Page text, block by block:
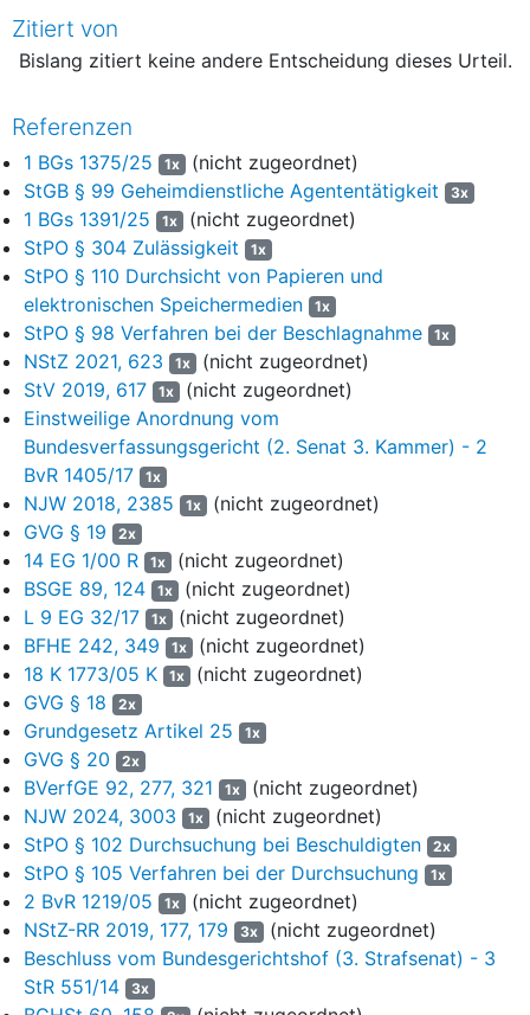
vorläufigen Sicherstellung zum Zwecke der Durchsicht der
Gegenstände beantragt.
Durchsuchungsbeschluss des Bundesgerichtshofs vom 2.
Sicherstellung/Beschlagnahme“ mit der Begründung
Beschwerde eingelegt, sie sei als Verwaltungsangestellte und
nicht als „Ortskraft“ für das Generalkonsulat der Republik
Türkei in Hürth tätig, weshalb für sie nach der Regelung des
Art. 43 Abs. 1 WÜK Immunität bestehe. Darüber hinaus
handele es sich bei den sichergestellten Gegenständen um
solche, die sie im Rahmen ihrer beruflichen Tätigkeit
verwende, weshalb diese im Hinblick auf die Regelung des Art.
33 WÜK nicht hätten sichergestellt werden dürfen und
herauszugeben seien.
4
Der Ermittlungsrichter des Bundesgerichtshofs hat mit
Verfügung vom 25. Juli 2025 der Beschwerde nicht
abgeholfen und die Sache dem Senat zur Entscheidung
vorgelegt. Zudem hat er mit Beschluss vom selben Tag (
1391/25) die vorläufige Sicherstellung zum Zwecke der
Durchsicht bestätigt.
II.
5 Die Beschwerde ist gemäß§ 304 Abs. 5 StPO
aber unbegründet, soweit sie sich gegen die
Durchsuchungsanordnung richtet. Soweit sich die
Beschuldigte gegen die „erfolgte
Sicherstellung/Beschlagnahme“ wendet und die Herausgabe
der vorläufig sichergestellten Gegenstände beantragt, ist das
Rechtsmittel bereits unzulässig.
6
1. a) Die Beschwerde richtet sich zunächst gegen die
Durchsuchungsanordnung als solche. Ihrer Zulässigkeit
steht insoweit nicht entgegen, dass die Maßnahme bereits
vollzogen ist. Denn die Durchsuchung dauert angesichts der
noch nicht abgeschlossenen Durchsicht vorläufig
sichergestellter elektronischer Speichermedien an (vgl. BGH,
Zitiert von
Bislang zitiert keine andere Entscheidung dieses Urteil.
Referenzen
1 BGs 1375/25 1x (nicht zugeordnet)
StGB § 99 Geheimdienstliche Agententätigkeit
3x
1 BGs 1391/25 1x (nicht zugeordnet)
StPO § 304 Zulässigkeit
1x
StPO § 110 Durchsicht von Papieren und
elektronischen Speichermedien
1x
StPO § 98 Verfahren bei der Beschlagnahme 1x
NStZ 2021, 623 1x (nicht zugeordnet)
StV 2019, 617
1x (nicht zugeordnet)
Einstweilige Anordnung vom
Bundesverfassungsgericht (2. Senat 3. Kammer) - 2
BvR 1405/17
1x
NJW 2018, 2385 1x (nicht zugeordnet)
GVG § 19
2x
14 EG 1/00 R 1x (nicht zugeordnet)
BSGE 89, 124
1x (nicht zugeordnet)
L 9 EG 32/17
1x (nicht zugeordnet)
BFHE 242, 349
1x (nicht zugeordnet)
18 K 1773/05 K
1x (nicht zugeordnet)
GVG § 18
2x
Grundgesetz Artikel 25 1x
GVG § 20 2x
BVerfGE 92, 277, 321 1x (nicht zugeordnet)
NJW 2024, 3003
1x (nicht zugeordnet)
StPO § 102 Durchsuchung bei Beschuldigten
2x
StPO § 105 Verfahren bei der Durchsuchung 1x
2 BvR 1219/05 1x (nicht zugeordnet)
NStZ-RR 2019, 177, 179
3x (nicht zugeordnet)
Beschluss vom Bundesgerichtshof (3. Strafsenat) - 3
StR 551/14
3x